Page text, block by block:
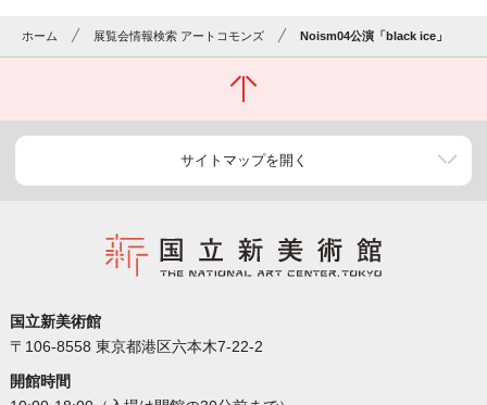
ホーム 展覧会情報検索 アートコモンズ Noism04公演「black ice」
サイトマップを開く
国立新美術館
〒106-8558 東京都港区六本木7-22-2
開館時間